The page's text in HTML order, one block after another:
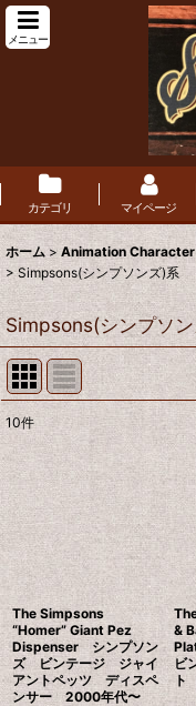
メニュー
カテゴリ マイページ
ホーム > Animation
> Simpsons(シンプソンズ)系
Simpsons(シンプソ
表示数 :
在庫あり
並び順
10件
The Simpsons
“Homer” Giant Pez
Dispenser シンプソン
ズ ビンテージ ジャイ
アントペッツ ディスペ
ンサー 2000年代〜
&
ビ